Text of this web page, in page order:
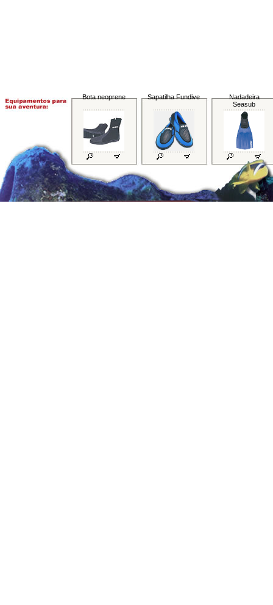
Bota neoprene Sapatilha Fundive
Nadadeira
Seasub